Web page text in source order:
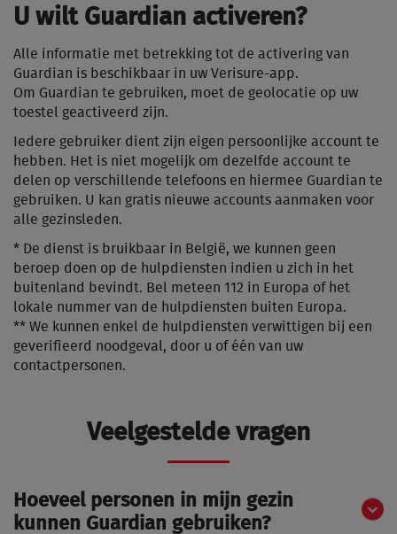
U wilt Guardian activeren?
Alle informatie met betrekking tot de activering van
Guardian is beschikbaar in uw Verisure-app.
Om Guardian te gebruiken, moet de geolocatie op uw
toestel geactiveerd zijn.
Iedere gebruiker dient zijn eigen persoonlijke account te
hebben. Het is niet mogelijk om dezelfde account te
delen op verschillende telefoons en hiermee Guardian te
gebruiken. U kan gratis nieuwe accounts aanmaken voor
alle gezinsleden.
* De dienst is bruikbaar in België, we kunnen geen
beroep doen op de hulpdiensten indien u zich in het
buitenland bevindt. Bel meteen 112 in Europa of het
lokale nummer van de hulpdiensten buiten Europa.
** We kunnen enkel de hulpdiensten verwittigen bij een
geverifieerd noodgeval, door u of één van uw
contactpersonen.
Veelgestelde vragen
Hoeveel personen in mijn gezin
kunnen Guardian gebruiken?